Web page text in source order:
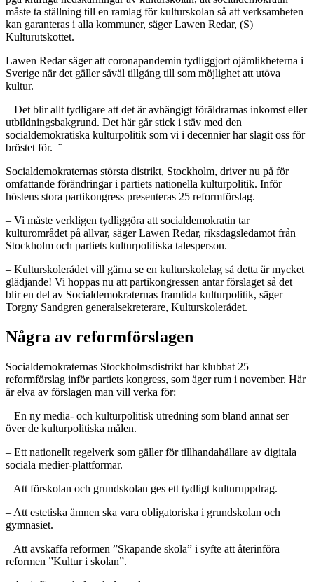
måste ta ställning till en ramlag för kulturskolan så att verksamheten
kan garanteras i alla kommuner, säger Lawen Redar, (S)
Kulturutskottet.
Lawen Redar säger att coronapandemin tydliggjort ojämlikheterna i
Sverige när det gäller såväl tillgång till som möjlighet att utöva
kultur.
– Det blir allt tydligare att det är avhängigt föräldrarnas inkomst eller
utbildningsbakgrund. Det här går stick i stäv med den
socialdemokratiska kulturpolitik som vi i decennier har slagit oss för
bröstet för. ¨
Socialdemokraternas största distrikt, Stockholm, driver nu på för
omfattande förändringar i partiets nationella kulturpolitik. Inför
höstens stora partikongress presenteras 25 reformförslag.
– Vi måste verkligen tydliggöra att socialdemokratin tar
kulturområdet på allvar, säger Lawen Redar, riksdagsledamot från
Stockholm och partiets kulturpolitiska talesperson.
– Kulturskolerådet vill gärna se en kulturskolelag så detta är mycket
glädjande! Vi hoppas nu att partikongressen antar förslaget så det
blir en del av Socialdemokraternas framtida kulturpolitik, säger
Torgny Sandgren generalsekreterare, Kulturskolerådet.
Några av reformförslagen
Socialdemokraternas Stockholmsdistrikt har klubbat 25
reformförslag inför partiets kongress, som äger rum i november. Här
är elva av förslagen man vill verka för:
– En ny media- och kulturpolitisk utredning som bland annat ser
över de kulturpolitiska målen.
– Ett nationellt regelverk som gäller för tillhandahållare av digitala
sociala medier-plattformar.
– Att förskolan och grundskolan ges ett tydligt kulturuppdrag.
– Att estetiska ämnen ska vara obligatoriska i grundskolan och
gymnasiet.
– Att avskaffa reformen ”Skapande skola” i syfte att återinföra
reformen ”Kultur i skolan”.